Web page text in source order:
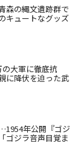
森の縄文遺跡群で
キュートなグッズ
の大軍に徹底抗
に降伏を迫った武
年公開『ゴジ
ゴジラ音声目覚ま